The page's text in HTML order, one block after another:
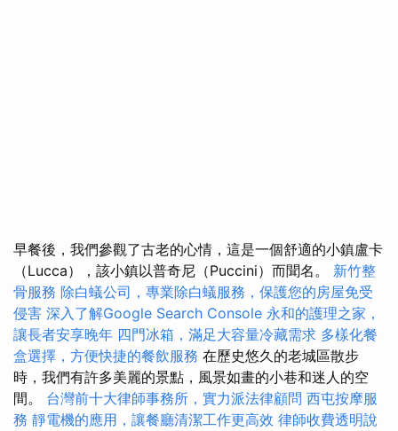
早餐後，我們參觀了古老的心情，這是一個舒適的小鎮盧卡
（Lucca），該小鎮以普奇尼（Puccini）而聞名。 新竹整
骨服務 除白蟻公司，專業除白蟻服務，保護您的房屋免受
侵害 深入了解Google Search Console 永和的護理之家，
讓長者安享晚年 四門冰箱，滿足大容量冷藏需求 多樣化餐
盒選擇，方便快捷的餐飲服務 在歷史悠久的老城區散步
時，我們有許多美麗的景點，風景如畫的小巷和迷人的空
間。 台灣前十大律師事務所，實力派法律顧問 西屯按摩服
務 靜電機的應用，讓餐廳清潔工作更高效 律師收費透明說